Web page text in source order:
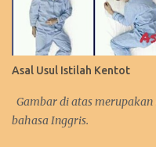
Asal Usul Istilah Kentot
Gambar di atas
bahasa Inggris.